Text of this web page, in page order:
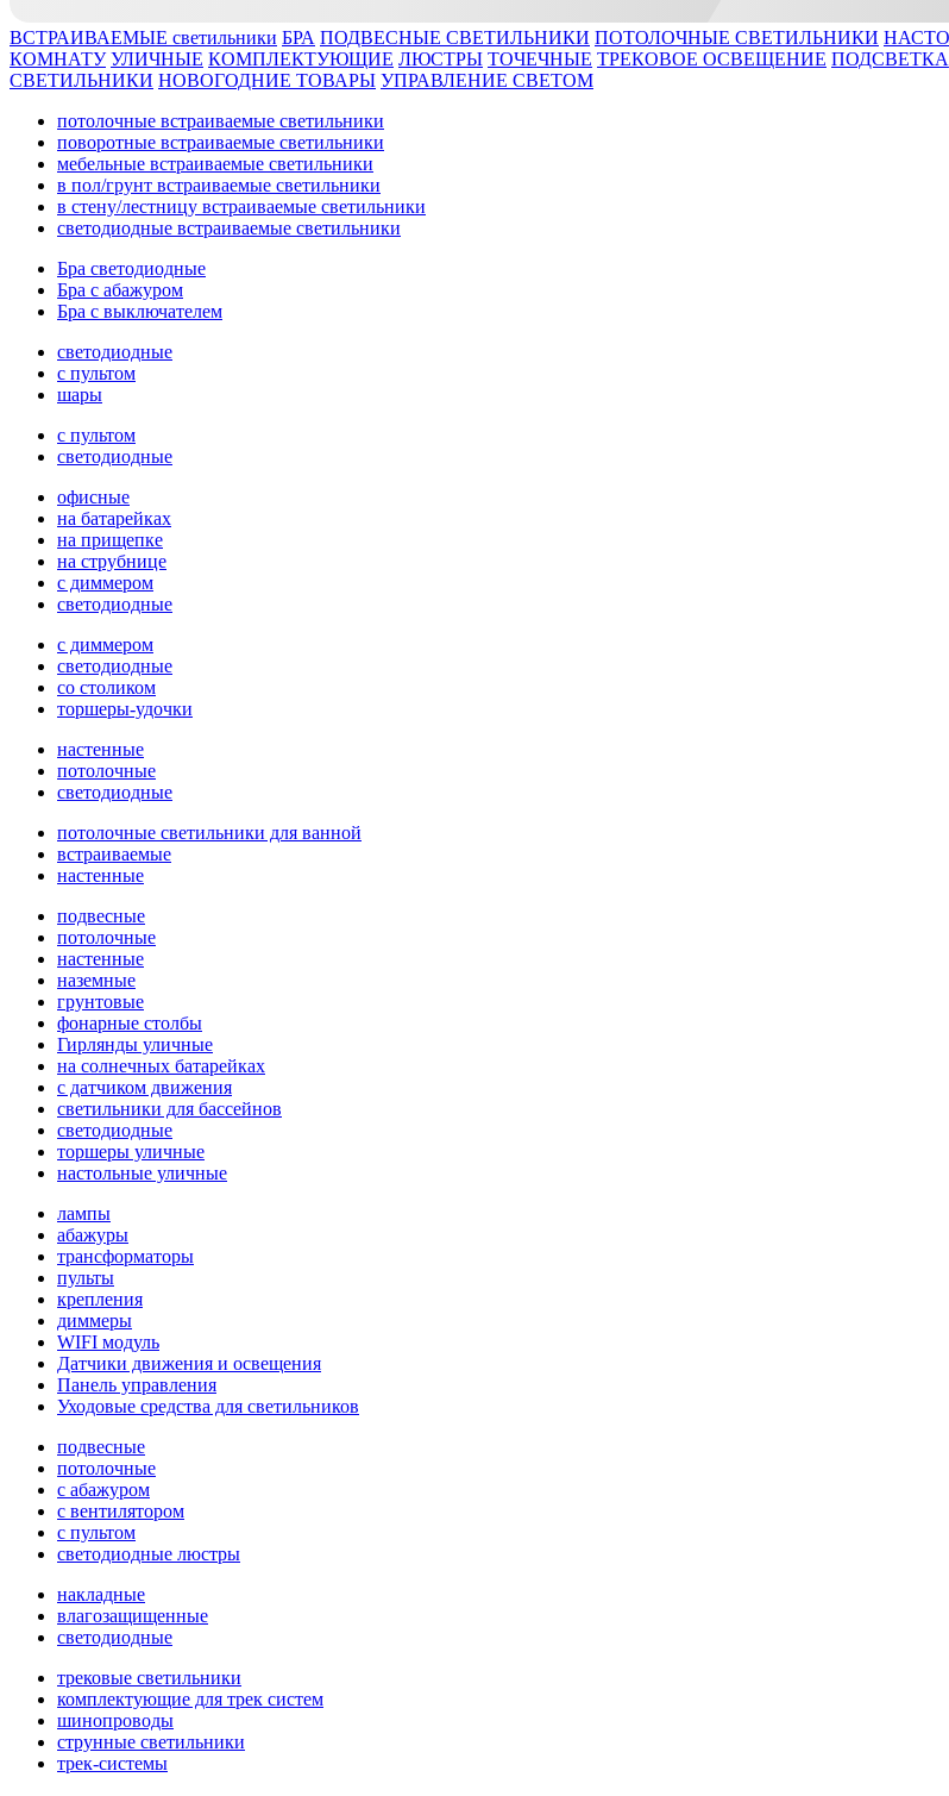
ВСТРАИВАЕМЫЕ светильники БРА ПОДВЕСНЫЕ СВЕТИЛЬНИКИ ПОТОЛОЧНЫЕ СВЕТИЛЬНИКИ
КОМНАТУ УЛИЧНЫЕ КОМПЛЕКТУЮЩИЕ ЛЮСТРЫ ТОЧЕЧНЫЕ ТРЕКОВОЕ ОСВЕЩЕНИЕ ПОДСВЕТКА
СВЕТИЛЬНИКИ НОВОГОДНИЕ ТОВАРЫ УПРАВЛЕНИЕ СВЕТОМ
потолочные встраиваемые светильники
поворотные встраиваемые светильники
мебельные встраиваемые светильники
в пол/грунт встраиваемые светильники
в стену/лестницу встраиваемые светильники
светодиодные встраиваемые светильники
Бра светодиодные
Бра с абажуром
Бра с выключателем
светодиодные
с пультом
шары
с пультом
светодиодные
офисные
на батарейках
на прищепке
на струбнице
с диммером
светодиодные
с диммером
светодиодные
со столиком
торшеры-удочки
настенные
потолочные
светодиодные
потолочные светильники для ванной
встраиваемые
настенные
подвесные
потолочные
настенные
наземные
грунтовые
фонарные столбы
Гирлянды уличные
на солнечных батарейках
с датчиком движения
светильники для бассейнов
светодиодные
торшеры уличные
настольные уличные
лампы
абажуры
трансформаторы
пульты
крепления
диммеры
WIFI модуль
Датчики движения и освещения
Панель управления
Уходовые средства для светильников
подвесные
потолочные
с абажуром
с вентилятором
с пультом
светодиодные люстры
накладные
влагозащищенные
светодиодные
трековые светильники
комплектующие для трек систем
шинопроводы
струнные светильники
трек-системы